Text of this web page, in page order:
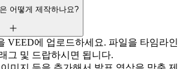
어떻게 제작하나요?
VEED에 업로드하세요. 파일을 타임라인
그 및 드랍하시면 됩니다.